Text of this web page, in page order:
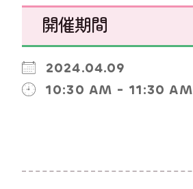
開催期間
2024.04.09
10:30 AM - 11:30 AM